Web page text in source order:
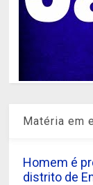
Matéria em
Homem é
distrito de